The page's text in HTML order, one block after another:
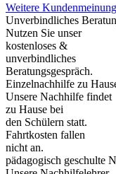
Weitere
Unverbindliches
Nutzen Sie unser
kostenloses &
unverbindliches
Beratungsgespräch.
Einzelnachhilfe zu
Unsere Nachhilfe findet
zu Hause bei
den Schülern statt.
Fahrtkosten fallen
nicht an.
pädagogisch geschulte